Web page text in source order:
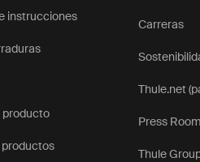
instrucciones
producto
Carreras
Thule.net
Press Room
Thule